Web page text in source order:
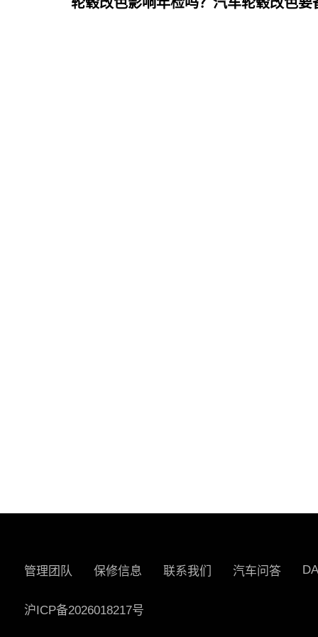
管理团队 保修信息 联系我们 汽车问答
沪ICP备2026018217号